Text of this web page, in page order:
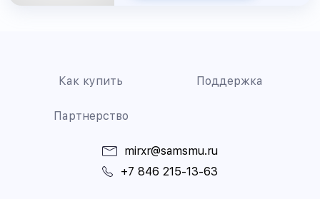
Как купить Поддержка
Партнерство
mirxr@samsmu.ru
+7 846 215-13-63